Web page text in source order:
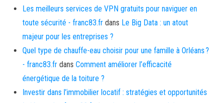
Les meilleurs services de VPN gratuits pour naviguer en
toute sécurité - franc83.fr dans Le Big Data : un atout
majeur pour les entreprises ?
Quel type de chauffe-eau choisir pour une famille à Orléans ?
- franc83.fr dans Comment améliorer l’efficacité
énergétique de la toiture ?
Investir dans l’immobilier locatif : stratégies et opportunités